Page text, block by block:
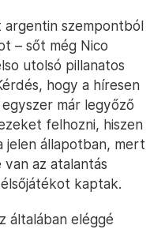
szempontból
– sőt még Nico
utolsó pillanatos
hogy a híresen
már legyőző
felhozni, hiszen
jelen állapotban, mert
van az atalantás
kaptak.
általában eléggé